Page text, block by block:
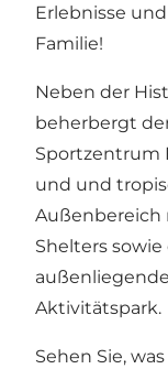
Erlebnisse
Familie!
Neben der
beherbergt
Sportzentrum
und und
Außenbereich
Shelters sowie
Aktivitätspark.
Sehen Sie,